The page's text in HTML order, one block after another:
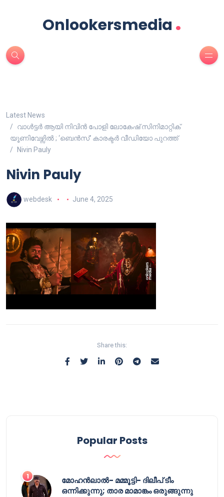
Onlookersmedia .
Latest News
വാൾട്ടർ ആയി നിവിൻ പോളി ലോകേഷ് സിനിമാറ്റിക്
യൂണിവേഴ്സിൽ ; ‘ബെൻസ്’ കാരക്ടർ വീഡിയോ പുറത്ത്
Nivin Pauly
Nivin Pauly
webdesk June 4, 2025
Share this:
Popular Posts
മോഹൻലാൽ- മമ്മൂട്ടി- ദിലീപ് ടീം
ഒന്നിക്കുന്നു; താര മാമാങ്കം ഒരുങ്ങുന്നു